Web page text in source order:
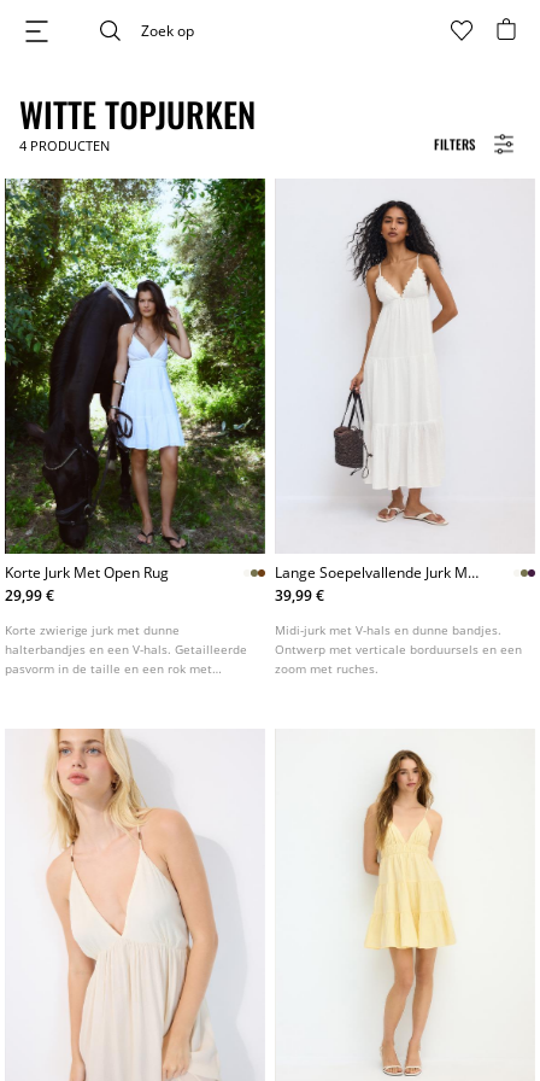
FILTERS
WITTE TOPJURKEN
4 PRODUCTEN
Korte Jurk Met Open Rug
29,99 €
Korte zwierige jurk met dunne
halterbandjes en een V-hals. Getailleerde
pasvorm in de taille en een rok met
Lange Soepelvallende Jurk Met
Open Rug
39,99 €
Midi-jurk met V-hals en dunne bandjes.
Ontwerp met verticale borduursels en een
zoom met ruches.